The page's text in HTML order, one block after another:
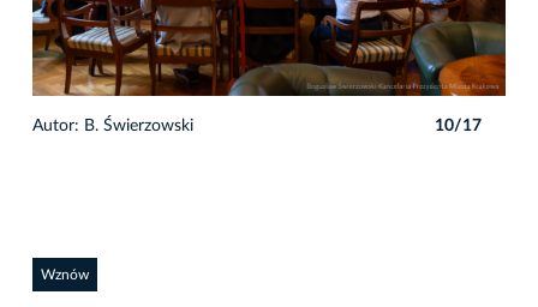
Autor: B. Świerzowski 10/17
Wznów